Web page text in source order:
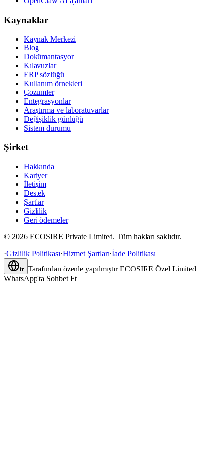
Kaynaklar
Kaynak Merkezi
Blog
Dokümantasyon
Kılavuzlar
ERP sözlüğü
Kullanım örnekleri
Çözümler
Entegrasyonlar
Araştırma ve laboratuvarlar
Değişiklik günlüğü
Sistem durumu
Şirket
Hakkında
Kariyer
İletişim
Destek
Şartlar
Gizlilik
Geri ödemeler
© 2026 ECOSIRE Private Limited. Tüm hakları saklıdır.
·Gizlilik Politikası·Hizmet Şartları·İade Politikası
tr Tarafından özenle yapılmıştır ECOSIRE Özel Limited
WhatsApp'ta Sohbet Et